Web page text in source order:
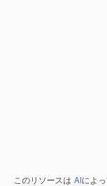
このリソースは AIによ